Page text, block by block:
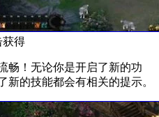
获得
畅！无论你是开启了新的功
新的技能都会有相关的提示。